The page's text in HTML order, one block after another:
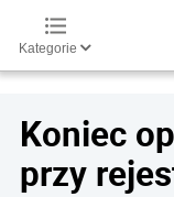
Kategorie
Koniec
przy